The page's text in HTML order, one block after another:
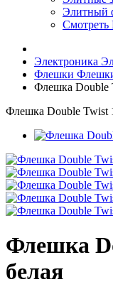
Элитный
Смотреть
Электроника
Флешки
Флешка Double
Флешка Double Twist
Флешка
белая